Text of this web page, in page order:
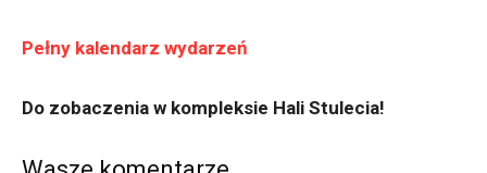
Pełny kalendarz wydarzeń
Do zobaczenia w kompleksie Hali Stulecia!